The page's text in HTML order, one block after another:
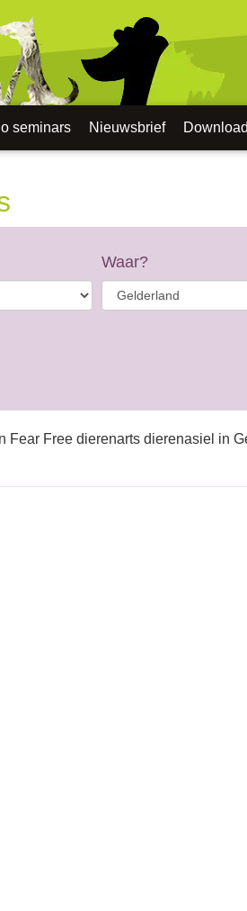
seminars Nieuwsbrief
Waar?
Fear Free dierenarts dierenasiel in